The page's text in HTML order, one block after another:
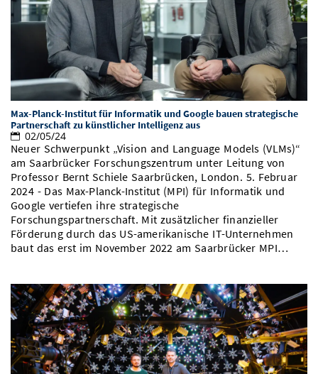
Vom Studium in den Beruf
Study Scheduler
Bibliothek
Open Science/Open Access
Start-ups
IT-Themenabend
Ranking
Zahlen & Fakten
Preise, Auszeichnungen und Förderungen
Kontakt
SIC Merchandise
SIC Podcast
Anfahrt
AnsprechpartnerInnen, Personen, Forschungsgruppen
Termine, Vorträge und Veranstaltungen
Alumni
Max-Planck-Institut für Informatik und Google bauen strategische
Partnerschaft zu künstlicher Intelligenz aus
02/05/24
Neuer Schwerpunkt „Vision and Language Models (VLMs)“
am Saarbrücker Forschungszentrum unter Leitung von
Professor Bernt Schiele Saarbrücken, London. 5. Februar
2024 - Das Max-Planck-Institut (MPI) für Informatik und
Google vertiefen ihre strategische
Forschungspartnerschaft. Mit zusätzlicher finanzieller
Förderung durch das US-amerikanische IT-Unternehmen
baut das erst im November 2022 am Saarbrücker MPI…